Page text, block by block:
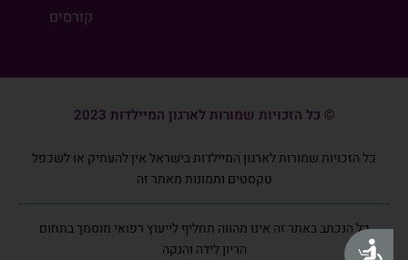
נגישות
קורסים
© כל הזכויות שמורות לארגון המיילדות 2023
כל הזכויות שמורות לארגון המיילדות בישראל אין להעתיק או לשכפל
טקסטים ותמונות מאתר זה
כל הנכתב באתר זה אינו מהווה תחליף לייעוץ רפואי מוסמך בתחום
הריון לידה והנקה